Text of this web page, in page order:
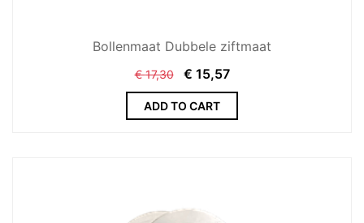
Bollenmaat Dubbele ziftmaat
€17,30 € 15,57
ADD TO CART